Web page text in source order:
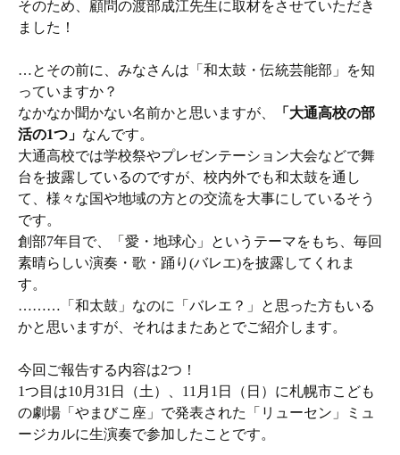
そのため、顧問の渡部成江先生に取材をさせていただき
ました！
…とその前に、みなさんは「和太鼓・伝統芸能部」を知
っていますか？
なかなか聞かない名前かと思いますが、
「大通高校の部
活の1つ」 なんです。
大通高校では学校祭やプレゼンテーション大会などで舞
台を披露しているのですが、校内外でも和太鼓を通し
て、様々な国や地域の方との交流を大事にしているそう
です。
創部7年目で、「愛・地球心」というテーマをもち、毎回
素晴らしい演奏・歌・踊り(バレエ)を披露してくれま
す。
………「和太鼓」なのに「バレエ？」と思った方もいる
かと思いますが、それはまたあとでご紹介します。
今回ご報告する内容は2つ！
1つ目は10月31日（土）、11月1日（日）に札幌市こども
の劇場「やまびこ座」で発表された「リューセン」ミュ
ージカルに生演奏で参加したことです。